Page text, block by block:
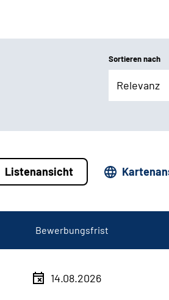
Sortieren nach
Relevanz
Listenansicht
Bewerbungsfrist
14.08.2026